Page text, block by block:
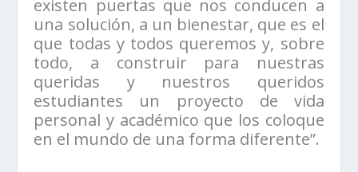
existen puertas que nos conducen a
una solución, a un bienestar, que es el
que todas y todos queremos y, sobre
todo, a construir para nuestras
queridas y nuestros queridos
estudiantes un proyecto de vida
personal y académico que los coloque
en el mundo de una forma diferente”.